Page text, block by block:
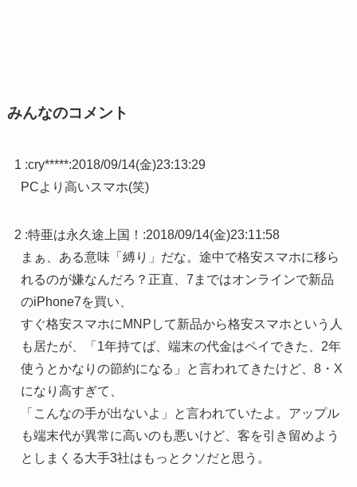
みんなのコメント
1 :cry*****:2018/09/14(金)23:13:29
PCより高いスマホ(笑)
2 :特亜は永久途上国！ :2018/09/14(金)23:11:58
まぁ、ある意味「縛り」だな。途中で格安スマホに移ら
れるのが嫌なんだろ？正直、7まではオンラインで新品
のiPhone7を買い、
すぐ格安スマホにMNPして新品から格安スマホという人
も居たが、「1年持てば、端末の代金はペイできた、2年
使うとかなりの節約になる」と言われてきたけど、8・X
になり高すぎて、
「こんなの手が出ないよ」と言われていたよ。アップル
も端末代が異常に高いのも悪いけど、客を引き留めよう
としまくる大手3社はもっとクソだと思う。